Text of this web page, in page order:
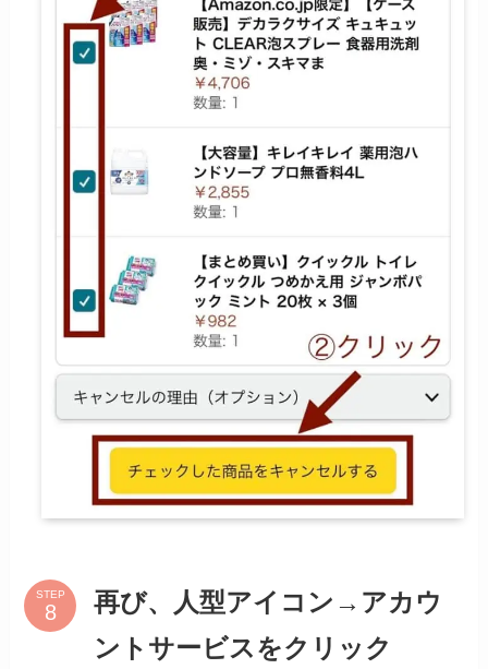
STEP
再び、人型アイコン→アカウ
ントサービスをクリック